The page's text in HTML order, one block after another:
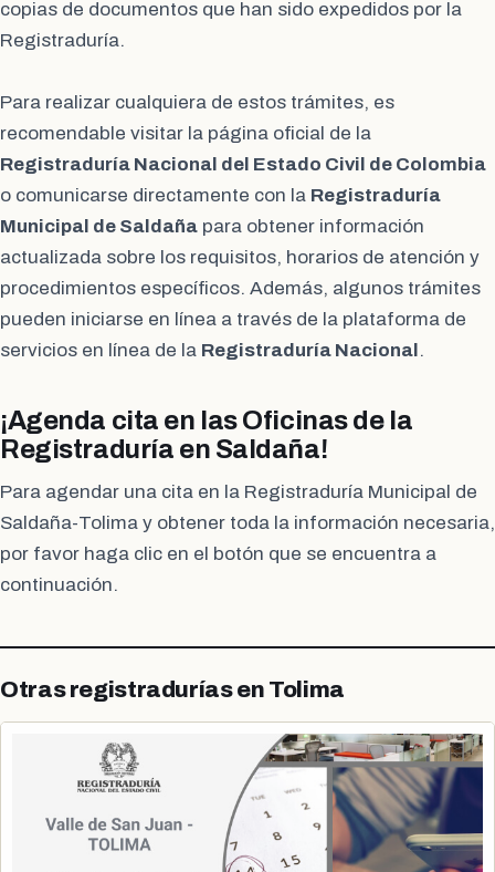
copias de documentos que han sido expedidos por la
Registraduría.
Para realizar cualquiera de estos trámites, es
recomendable visitar la página oficial de la
Registraduría Nacional del Estado Civil de Colombia
o comunicarse directamente con la Registraduría
Municipal de Saldaña para obtener información
actualizada sobre los requisitos, horarios de atención y
procedimientos específicos. Además, algunos trámites
pueden iniciarse en línea a través de la plataforma de
servicios en línea de la Registraduría Nacional .
¡Agenda cita en las Oficinas de la
Registraduría en Saldaña!
Para agendar una cita en la Registraduría Municipal de
Saldaña-Tolima y obtener toda la información necesaria,
por favor haga clic en el botón que se encuentra a
continuación.
Otras registradurías en Tolima